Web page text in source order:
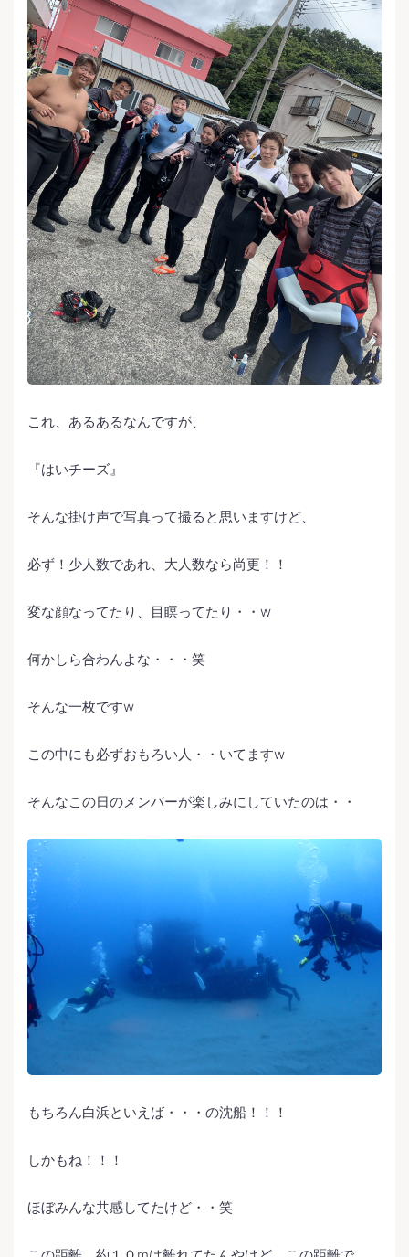
これ、あるあるなんですが、
『はいチーズ』
そんな掛け声で写真って撮ると思いますけど、
必ず！少人数であれ、大人数なら尚更！！
変な顔なってたり、目瞑ってたり・・w
何かしら合わんよな・・・笑
そんな一枚ですw
この中にも必ずおもろい人・・いてますw
そんなこの日のメンバーが楽しみにしていたのは・・
もちろん白浜といえば・・・の沈船！！！
しかもね！！！
ほぼみんな共感してたけど・・笑